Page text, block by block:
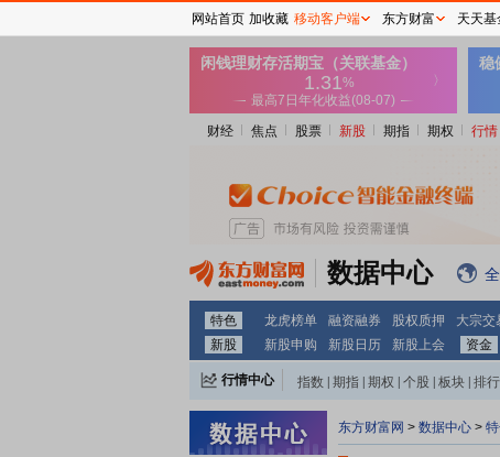
财经 焦点 股票 新股 期指 期权 行情
数据中心
特色 龙虎榜单 融资融券 股权质押 大宗交
新股
新股申购 新股日历 新股上会 资金
行情中心 指数 期指 期权 个股 板块 排行
东方财富网 > 数据中心 >
网站首页 加收藏 移动客户端 东方财富 天天基